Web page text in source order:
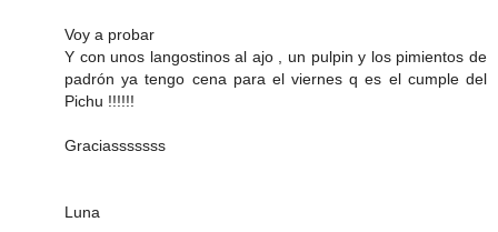
Voy a probar
Y con unos langostinos al ajo , un pulpin y los pimientos de
padrón ya tengo cena para el viernes q es el cumple del
Pichu !!!!!!
Graciasssssss
Luna